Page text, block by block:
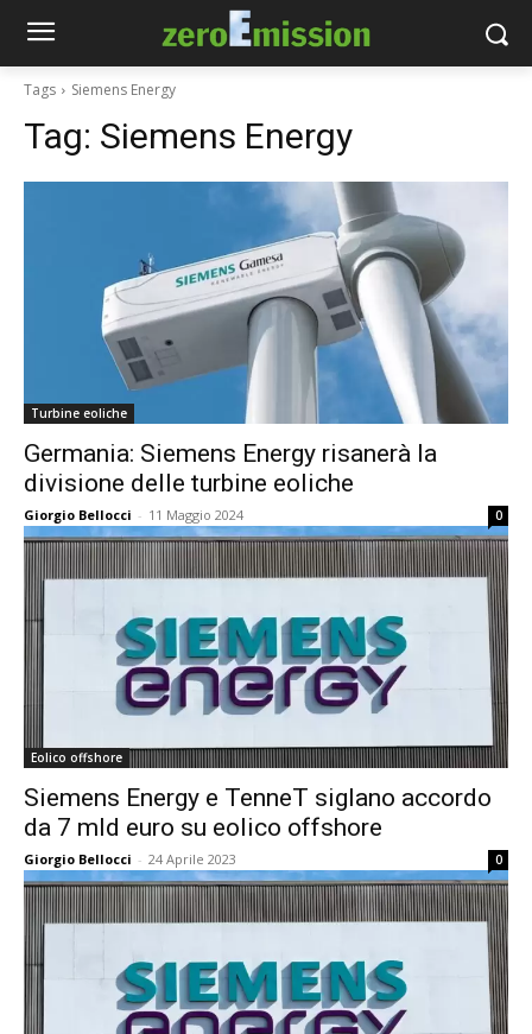
Tags Siemens Energy
Tag: Siemens Energy
Turbine eoliche
Germania: Siemens Energy risanerà la
divisione delle turbine eoliche
Giorgio Bellocci - 11 Maggio 2024 0
Eolico offshore
Siemens Energy e TenneT siglano accordo
da 7 mld euro su eolico offshore
Giorgio Bellocci - 24 Aprile 2023 0